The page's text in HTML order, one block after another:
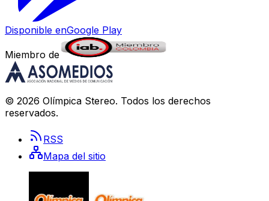
Disponible enGoogle Play
Miembro de
© 2026 Olímpica Stereo. Todos los derechos
reservados.
RSS
Mapa del sitio